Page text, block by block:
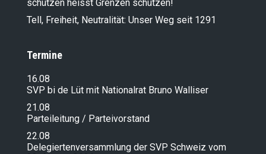
schützen heisst Grenzen schützen!
Tell, Freiheit, Neutralität: Unser Weg seit 1291
Termine
16.08
SVP bi de Lüt mit Nationalrat Bruno Walliser
21.08
Parteileitung / Parteivorstand
22.08
Delegiertenversammlung der SVP Schweiz vom